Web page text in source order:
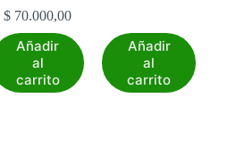
$ 70.000,00
Añadir
al
carrito
Añadir
al
carrito